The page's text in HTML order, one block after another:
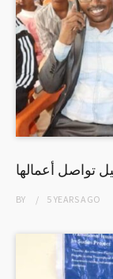
تواصل أعمالها
BY 5 YEARSAGO